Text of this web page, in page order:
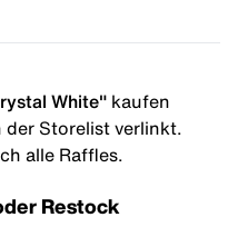
White" kaufen
Storelist verlinkt.
alle Raffles.
Restock